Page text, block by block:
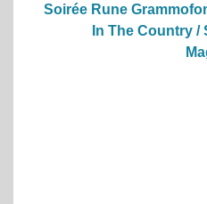
Soirée Rune
In The Country /